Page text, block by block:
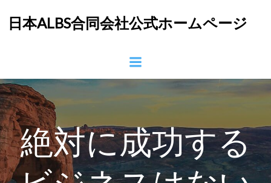
ン
ツ
へ
ス
プ
日本ALBS合同会社公式ホームページ
絶対に成功する